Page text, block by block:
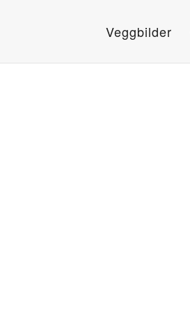
Veggbilder